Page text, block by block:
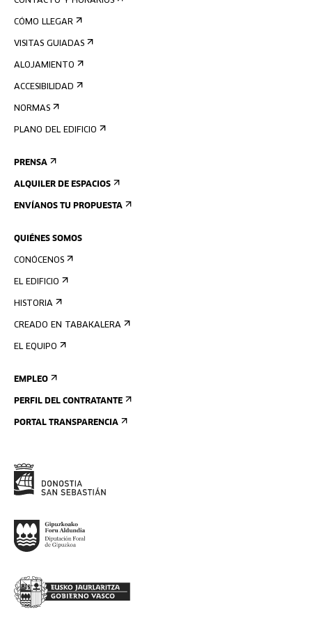
CÓMO LLEGAR
VISITAS GUIADAS
ALOJAMIENTO
ACCESIBILIDAD
NORMAS
PLANO DEL EDIFICIO
PRENSA
ALQUILER DE ESPACIOS
ENVÍANOS TU PROPUESTA
QUIÉNES SOMOS
CONÓCENOS
EL EDIFICIO
HISTORIA
CREADO EN TABAKALERA
EL EQUIPO
EMPLEO
PERFIL DEL CONTRATANTE
PORTAL TRANSPARENCIA